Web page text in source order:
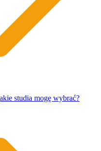
studia mogę wybrać?